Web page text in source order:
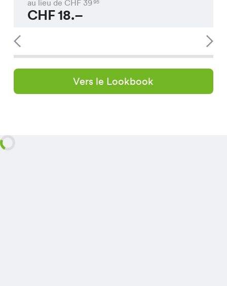
au lieu de CHF 3995
CHF18.–
Vers le Lookbook